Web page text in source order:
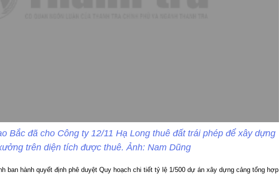
Bắc đã cho Công ty 12/11 Hạ Long thuê đất trái phép để xây dựng
trên diện tích được thuê. Ảnh: Nam Dũng
ban hành quyết định phê duyệt Quy hoạch chi tiết tỷ lệ 1/500 dự án xây dựng cảng tổng hợp